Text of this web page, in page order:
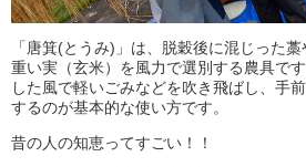
「唐箕(とうみ)」は、脱穀後に混じった
重い実（玄米）を風力で選別する農具です
した風で軽いごみなどを吹き飛ばし、手
するのが基本的な使い方です。
昔の人の知恵ってすごい！！